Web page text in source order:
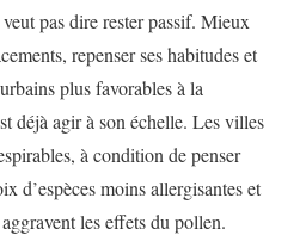
pas dire rester passif. Mieux
repenser ses habitudes et
plus favorables à la
déjà agir à son échelle. Les villes
à condition de penser
d’espèces moins allergisantes et
les effets du pollen.